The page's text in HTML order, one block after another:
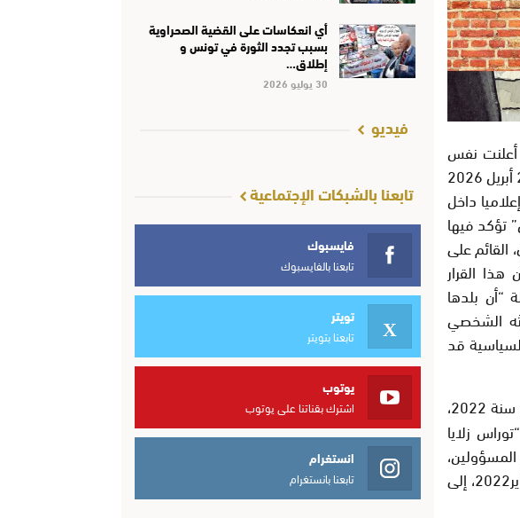
نفس
وزيرة خارجيتها، “ميريا أكويرو دي كوراليس”، عبر رسالة رسمية، نشرها يوم الأربعاء 22 أبريل 2026
داخل
تؤكد فيها
القائم على
القرار
و تضيف الرسالة “أن بلدها
الشخصي
قد
زلايا
2022، و لقاءاته مع بعض المسؤولين،
و على رأسهم وزير الخارجية آنذاك، “رمطان لعمامرة”، و كذلك انتقاله، يومي 12 و 13 فبراير2022، إلى
أي انعكاسات على القضية الصحراوية
بسبب تجدد الثورة في تونس و
إطلاق…
30 يوليو 2026
فيديو
تابعنا بالشبكات الإجتماعية
فايسبوك
تابعنا بالفايسبوك
تويتر
تابعنا بتويتر
يوتوب
اشترك بقناتنا على يوتوب
انستغرام
تابعنا بانستغرام